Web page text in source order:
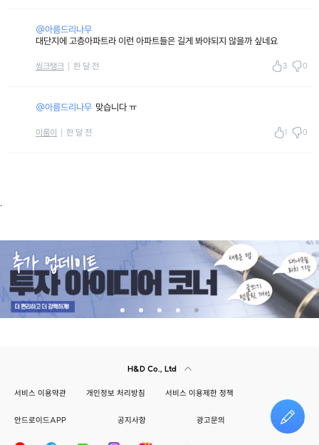
@아름드리나무
대단지에 고층아파트라 이런 아파트들은 길게 봐야되지 않을까 싶네요
씽크탱크 한 달 전 3 0
@아름드리나무 맞습니다 ㅠ
이룸이 한 달 전 1 0
.
H&D Co., Ltd
서비스 이용약관 개인정보 처리방침 서비스 이용제한 정책
안드로이드APP 공지사항 광고문의 건의하기